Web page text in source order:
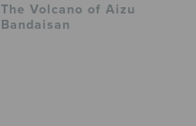
The Volcano of Aizu
Bandaisan